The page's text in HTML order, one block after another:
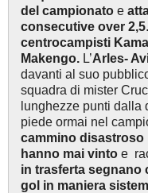
del campionato e
consecutive over 2,5.
centrocampisti
Makengo. L’Arles-
davanti al suo
squadra di mister
lunghezze punti dalla
piede ormai nel
cammino disastroso
hanno mai vinto e
in trasferta segnano
gol in maniera